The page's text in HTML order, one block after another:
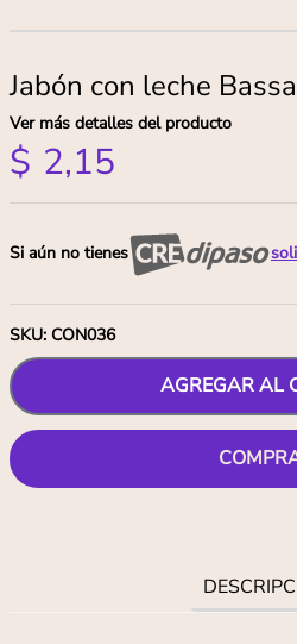
Jabón con leche
Ver más detalles del producto
$ 2,15
Si aún no tienes
SKU: CON036
AGREGAR AL